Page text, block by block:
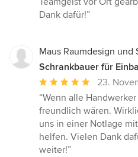
Dank dafür!”
Maus Raumdesign und
Schrankbauer für
Durchschnittliche
Bewertung:
5
von
5
Sternen
23.
“Wenn alle
freundlich wären.
uns in einer Notlage
helfen. Vielen Dank
weiter!”